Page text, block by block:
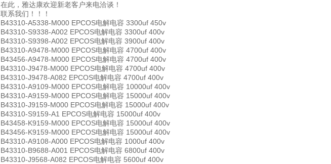
在此，雅达康欢迎新老客户来电洽谈！
联系我们！！！
B43310-A5338-M000 EPCOS电解电容 3300uf 450v
B43310-S9338-A002 EPCOS电解电容 3300uf 400v
B43310-S9398-A002 EPCOS电解电容 3900uf 400v
B43310-A9478-M000 EPCOS电解电容 4700uf 400v
B43456-A9478-M000 EPCOS电解电容 4700uf 400v
B43310-J9478-M000 EPCOS电解电容 4700uf 400v
B43310-J9478-A082 EPCOS电解电容 4700uf 400v
B43310-A9109-M000 EPCOS电解电容 10000uf 400v
B43310-A9159-M000 EPCOS电解电容 15000uf 400v
B43310-J9159-M000 EPCOS电解电容 15000uf 400v
B43310-S9159-A1 EPCOS电解电容 15000uf 400v
B43458-K9159-M000 EPCOS电解电容 15000uf 400v
B43456-K9159-M000 EPCOS电解电容 15000uf 400v
B43310-A9108-A000 EPCOS电解电容 1000uf 400v
B43310-B9688-A001 EPCOS电解电容 6800uf 400v
B43310-J9568-A082 EPCOS电解电容 5600uf 400v